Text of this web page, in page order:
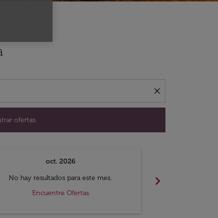
close
ofertas.
para encontrar ofertas.
oct. 2026
No hay resultados para este mes.
Encuentre Ofertas
chevron_right